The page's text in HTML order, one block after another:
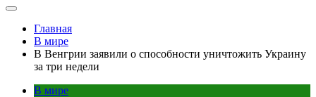
Главная
В мире
В Венгрии заявили о способности уничтожить Украину
за три недели
В мире